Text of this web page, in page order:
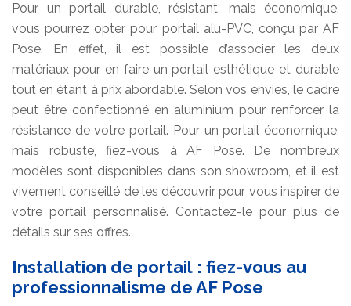
Pour un portail durable, résistant, mais économique,
vous pourrez opter pour portail alu-PVC, conçu par AF
Pose. En effet, il est possible d’associer les deux
matériaux pour en faire un portail esthétique et durable
tout en étant à prix abordable. Selon vos envies, le cadre
peut être confectionné en aluminium pour renforcer la
résistance de votre portail. Pour un portail économique,
mais robuste, fiez-vous à AF Pose. De nombreux
modèles sont disponibles dans son showroom, et il est
vivement conseillé de les découvrir pour vous inspirer de
votre portail personnalisé. Contactez-le pour plus de
détails sur ses offres.
Installation de portail : fiez-vous au
professionnalisme de AF Pose